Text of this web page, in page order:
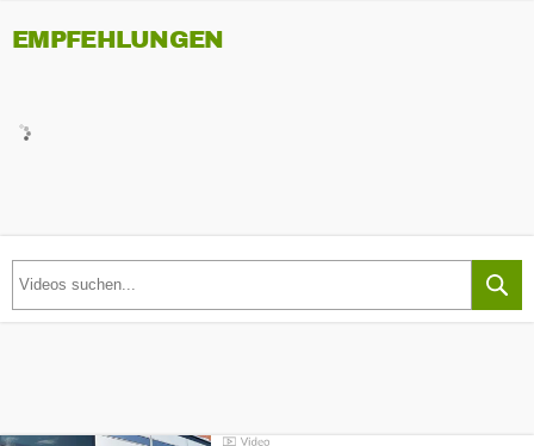
EMPFEHLUNGEN